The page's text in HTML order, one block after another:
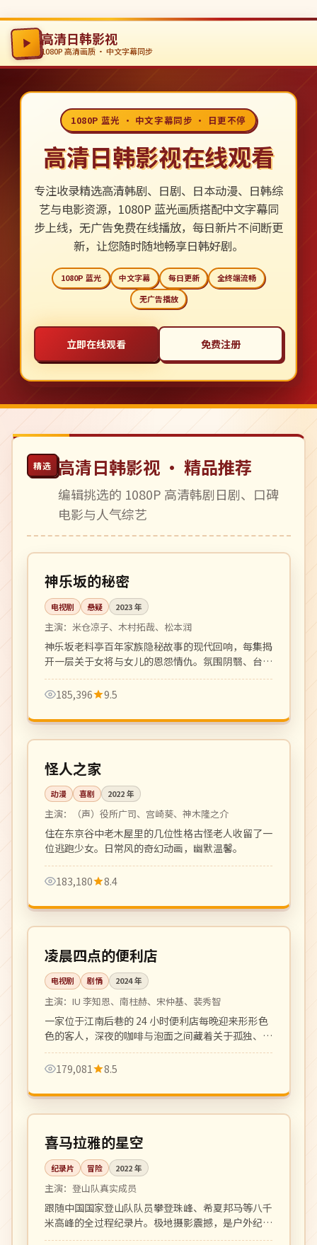
高清日韩影视
1080P 高清画质 · 中文字幕同步
1080P 蓝光 · 中文字幕同步 · 日更不停
高清日韩影视在线观看
专注收录精选高清韩剧、日剧、日本动漫、日韩综
艺与电影资源，1080P 蓝光画质搭配中文字幕同
步上线，无广告免费在线播放，每日新片不间断更
新，让您随时随地畅享日韩好剧。
1080P 蓝光 中文字幕 每日更新
全终端流畅
无广告播放
立即在线观看 免费注册
精选 高清日韩影视 · 精品推荐
编辑挑选的 1080P 高清韩剧日剧、口碑
电影与人气综艺
日本
完结
神乐坂的秘密
电视剧 悬疑 2023年
主演： 米仓凉子、木村拓哉、松本润
神乐坂老料亭百年家族隐秘故事的现代回响，每集揭
开一层关于女将与女儿的恩怨情仇。氛围阴翳、台词
凝练。
185,396
9.5
日本
高分 110 分钟
怪人之家
动漫 喜剧 2022年
主演： （声）役所广司、宫崎葵、神木隆之介
住在东京谷中老木屋里的几位性格古怪老人收留了一
位逃跑少女。日常风的奇幻动画，幽默温馨。
183,180 8.4
韩国
高分 全 16 集
凌晨四点的便利店
电视剧 剧情 2024年
主演： IU 李知恩、南柱赫、宋仲基、裴秀智
一家位于江南后巷的 24 小时便利店每晚迎来形形色
色的客人，深夜的咖啡与泡面之间藏着关于孤独、和
解与温暖的小故事。治愈系群像剧的清新之作。
179,081
8.5
中国
4K 全 4 集
喜马拉雅的星空
纪录片 冒险 2022年
主演： 登山队真实成员
跟随中国国家登山队队员攀登珠峰、希夏邦马等八千
米高峰的全过程纪录片。极地摄影震撼，是户外纪录
片的标杆之作。